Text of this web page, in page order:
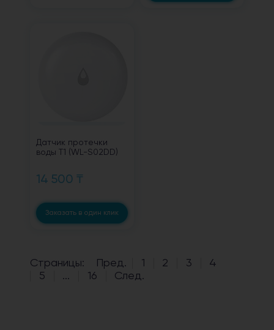
Датчик протечки
воды T1 (WL-S02DD)
14 500 ₸
Заказать в один клик
Страницы: Пред. 1 2 3
4
5
... 16 След.